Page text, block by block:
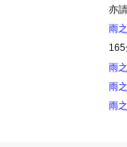
亦
雨
165
雨
雨
雨